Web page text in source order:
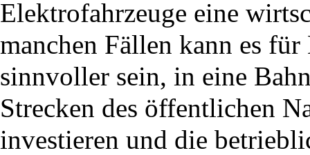
Elektrofahrzeuge eine
manchen Fällen kann es
sinnvoller sein, in eine
Strecken des öffentlichen
investieren und die